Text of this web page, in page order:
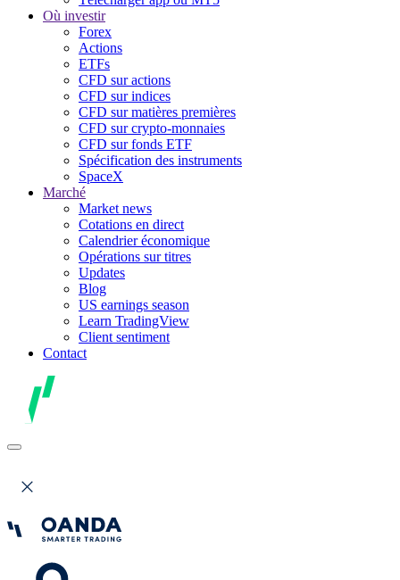
Où investir
Forex
Actions
ETFs
CFD sur actions
CFD sur indices
CFD sur matières premières
CFD sur crypto-monnaies
CFD sur fonds ETF
Spécification des instruments
SpaceX
Marché
Market news
Cotations en direct
Calendrier économique
Opérations sur titres
Updates
Blog
US earnings season
Learn TradingView
Client sentiment
Contact